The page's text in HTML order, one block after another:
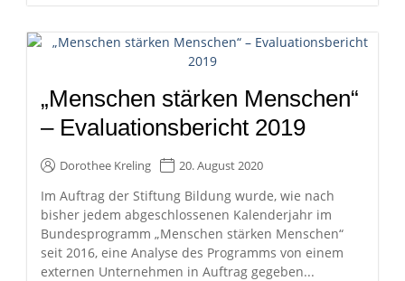
„Menschen stärken Menschen“
– Evaluationsbericht 2019
Dorothee Kreling 20. August 2020
Im Auftrag der Stiftung Bildung wurde, wie nach
bisher jedem abgeschlossenen Kalenderjahr im
Bundesprogramm „Menschen stärken Menschen“
seit 2016, eine Analyse des Programms von einem
externen Unternehmen in Auftrag gegeben...